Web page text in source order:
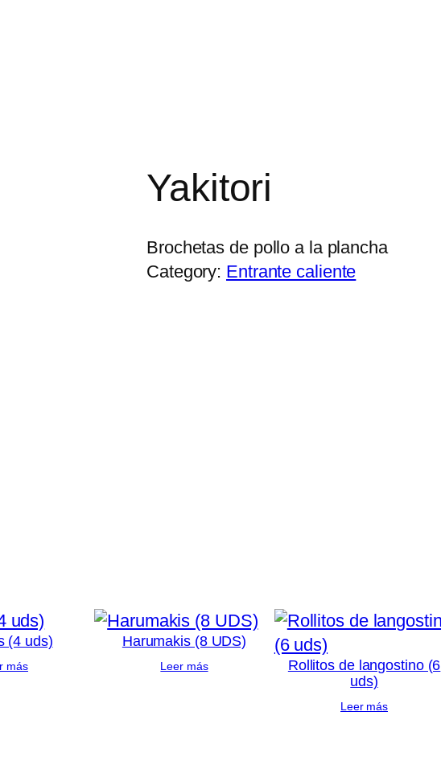
Yakitori
Brochetas de pollo a la plancha
Category: Entrante caliente
(4 uds)
más
Harumakis (8 UDS)
Leer más
Rollitos de langostino (6
uds)
Leer más